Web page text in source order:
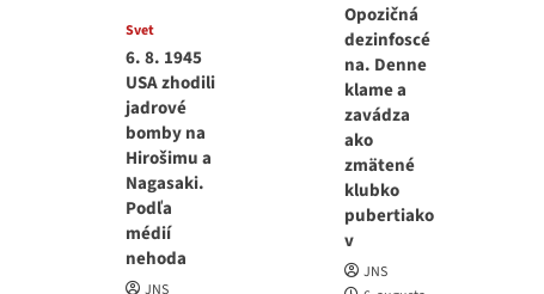
Svet
6. 8. 1945
USA zhodili
jadrové
bomby na
Hirošimu a
Nagasaki.
Podľa
médií
nehoda
JNS
Opozičná
dezinfoscé
na. Denne
klame a
zavádza
ako
zmätené
klubko
pubertiako
v
JNS